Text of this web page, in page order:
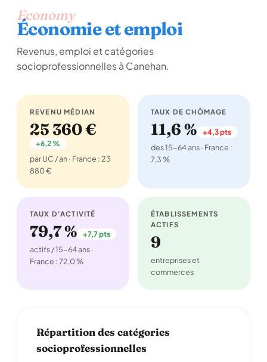
Economy
Économie et emploi
Revenus, emploi et catégories
socioprofessionnelles à Canehan.
REVENU MÉDIAN
25 360 €
+6,2 %
par UC / an · France : 23
880 €
TAUX DE CHÔMAGE
11,6 % +4,3 pts
des 15-64 ans · France :
7,3 %
TAUX D'ACTIVITÉ
79,7 % +7,7 pts
actifs / 15-64 ans ·
France : 72,0 %
ÉTABLISSEMENTS
ACTIFS
9
entreprises et
commerces
Répartition des catégories
socioprofessionnelles